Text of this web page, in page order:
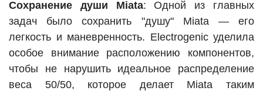
Сохранение души Miata: Одной из главных
задач было сохранить "душу" Miata — его
легкость и маневренность. Electrogenic уделила
особое внимание расположению компонентов,
чтобы не нарушить идеальное распределение
веса 50/50, которое делает Miata таким